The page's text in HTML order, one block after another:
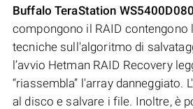
Buffalo TeraStation
compongono il RAID contengono
tecniche sull'algoritmo di
l’avvio Hetman RAID Recovery
“riassembla” l'array danneggiato.
al disco e salvare i file. Inoltre, è